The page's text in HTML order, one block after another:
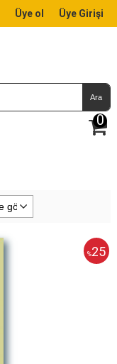
Üye ol Üye Girişi
Ara
0
%25